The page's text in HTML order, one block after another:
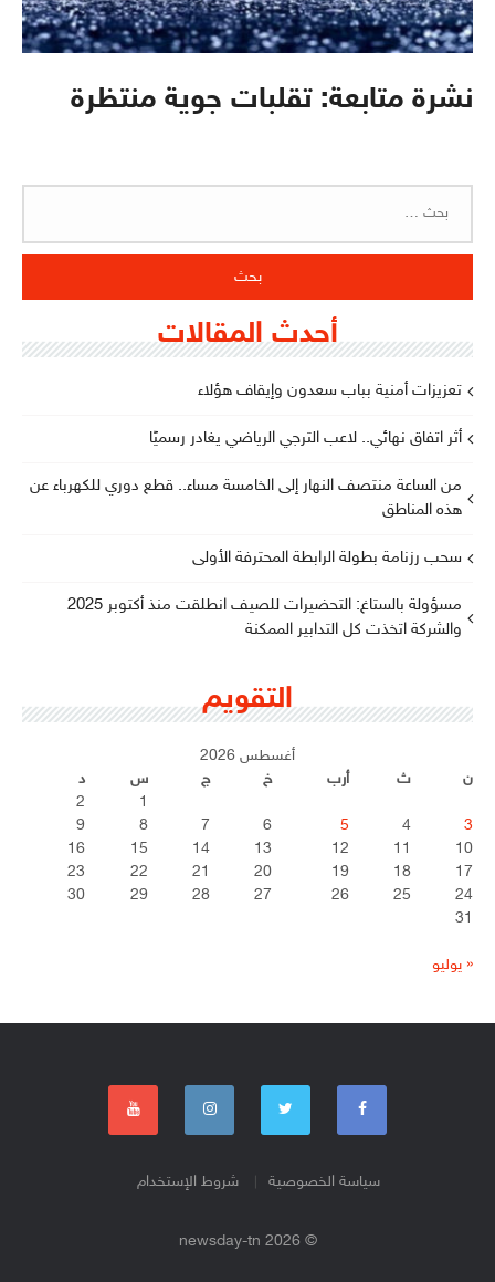
نشرة متابعة: تقلبات جوية منتظرة
أحدث المقالات
تعزيزات أمنية بباب سعدون وإيقاف هؤلاء
أثر اتفاق نهائي.. لاعب الترجي الرياضي يغادر رسميًا
من الساعة منتصف النهار إلى الخامسة مساء.. قطع دوري للكهرباء عن
هذه المناطق
سحب رزنامة بطولة الرابطة المحترفة الأولى
مسؤولة بالستاغ: التحضيرات للصيف انطلقت منذ أكتوبر 2025
والشركة اتخذت كل التدابير الممكنة
التقويم
أغسطس 2026
ن
ث أرب خ ج س
د
1
2
3
4
5
6
7
8
9
10
11
12
13
14
15
16
17
18
19
20
21
22
23
24
25
26
27
28
29
30
31
« يوليو
سياسة الخصوصية شروط الإستخدام
© 2026 newsday-tn